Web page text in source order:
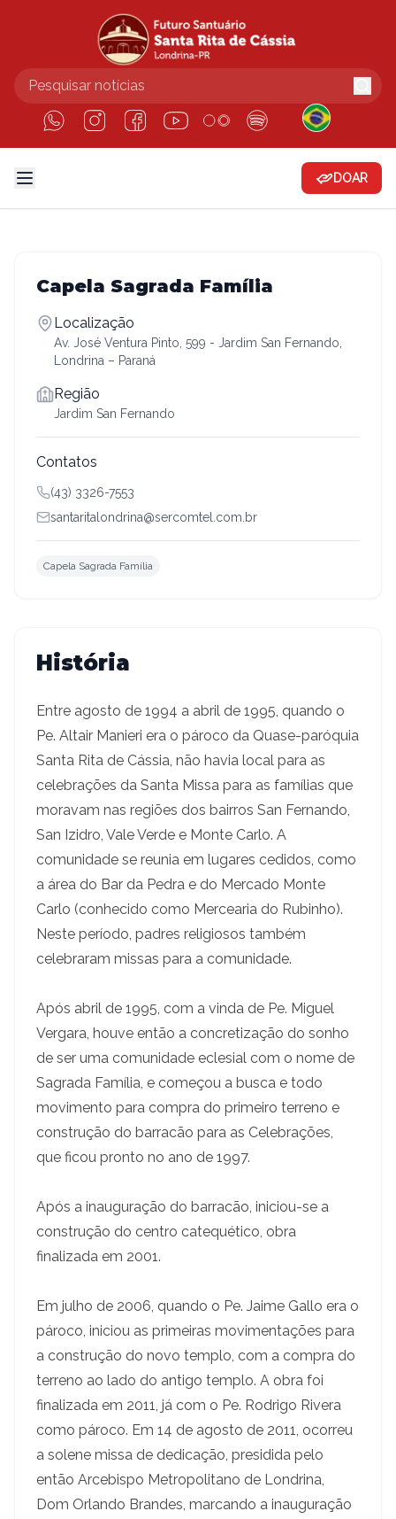
DOAR
Capela Sagrada Família
Localização
Av. José Ventura Pinto, 599 - Jardim San Fernando,
Londrina – Paraná
Região
Jardim San Fernando
Contatos
(43) 3326-7553
santaritalondrina@sercomtel.com.br
Capela Sagrada Família
História
Entre agosto de 1994 a abril de 1995, quando o
Pe. Altair Manieri era o pároco da Quase-paróquia
Santa Rita de Cássia, não havia local para as
celebrações da Santa Missa para as famílias que
moravam nas regiões dos bairros San Fernando,
San Izidro, Vale Verde e Monte Carlo. A
comunidade se reunia em lugares cedidos, como
a área do Bar da Pedra e do Mercado Monte
Carlo (conhecido como Mercearia do Rubinho).
Neste período, padres religiosos também
celebraram missas para a comunidade.
Após abril de 1995, com a vinda de Pe. Miguel
Vergara, houve então a concretização do sonho
de ser uma comunidade eclesial com o nome de
Sagrada Família, e começou a busca e todo
movimento para compra do primeiro terreno e
construção do barracão para as Celebrações,
que ficou pronto no ano de 1997.
Após a inauguração do barracão, iniciou-se a
construção do centro catequético, obra
finalizada em 2001.
Em julho de 2006, quando o Pe. Jaime Gallo era o
pároco, iniciou as primeiras movimentações para
a construção do novo templo, com a compra do
terreno ao lado do antigo templo. A obra foi
finalizada em 2011, já com o Pe. Rodrigo Rivera
como pároco. Em 14 de agosto de 2011, ocorreu
a solene missa de dedicação, presidida pelo
então Arcebispo Metropolitano de Londrina,
Dom Orlando Brandes, marcando a inauguração